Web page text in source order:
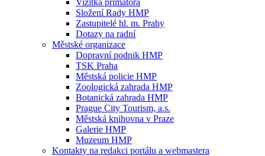
Vizitka primátora
Složení Rady HMP
Zastupitelé hl. m. Prahy
Dotazy na radní
Městské organizace
Dopravní podnik HMP
TSK Praha
Městská policie HMP
Zoologická zahrada HMP
Botanická zahrada HMP
Prague City Tourism, a.s.
Městská knihovna v Praze
Galerie HMP
Muzeum HMP
Kontakty na redakci portálu a webmastera